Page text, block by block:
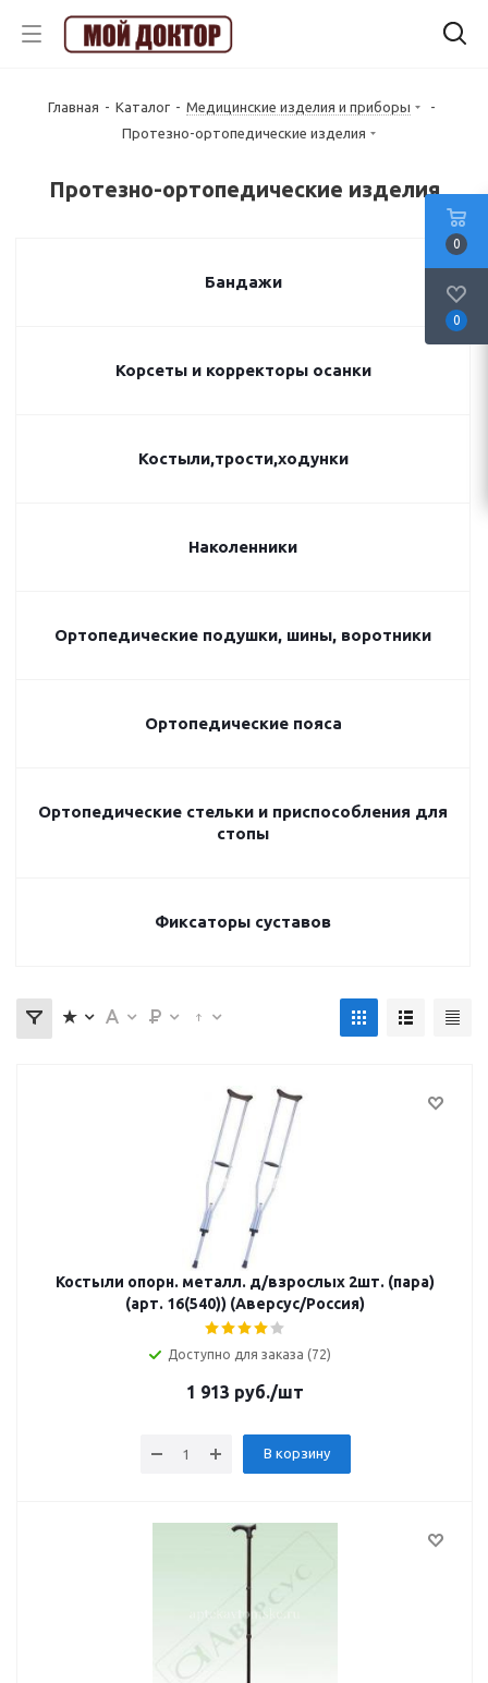
Главная - Каталог - Медицинские изделия и приборы
-
Протезно-ортопедические изделия
Протезно-ортопедические изделия
Бандажи
Корсеты и корректоры осанки
Костыли,трости,ходунки
Наколенники
Ортопедические подушки, шины, воротники
Ортопедические пояса
Ортопедические стельки и приспособления для
стопы
Фиксаторы суставов
Костыли опорн. металл. д/взрослых 2шт. (пара)
(арт. 16(540)) (Аверсус/Россия)
Доступно для заказа (72)
1 913 руб./шт
В корзину
0
0